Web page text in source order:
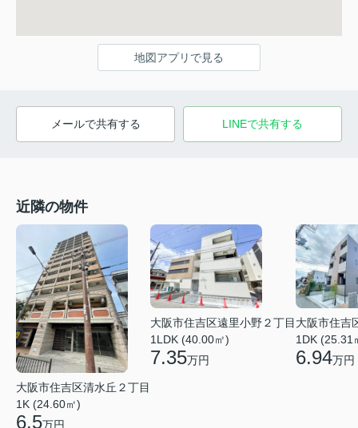
地図アプリで見る
メールで共有する LINEで共有する
近隣の物件
大阪市住吉区清水丘２丁目
1K (24.60㎡)
6.5万円
大阪市住吉区遠里小野２丁目
1LDK (40.00㎡)
7.35万円
大阪市住吉
1DK (25.31
6.94万円